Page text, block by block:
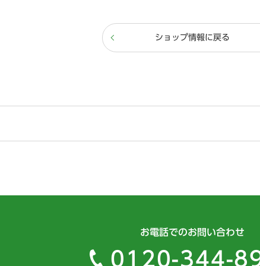
ショップ情報に戻る
お電話でのお問い合わせ
0120-344-